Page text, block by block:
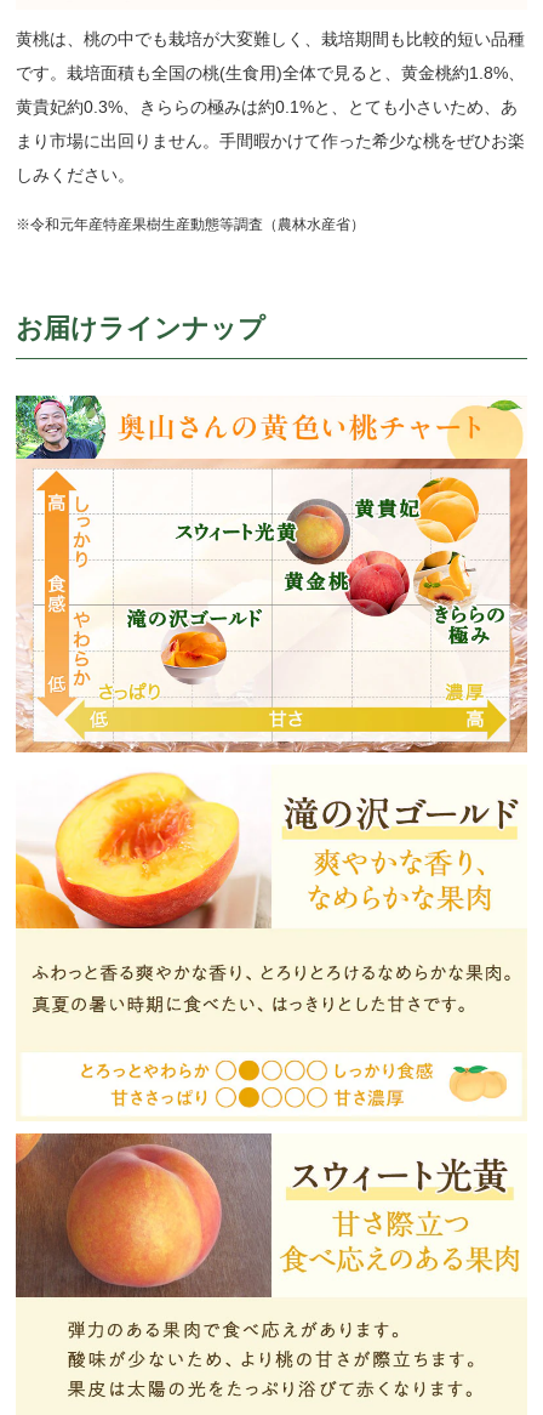
黄桃は、桃の中でも栽培が大変難しく、栽培期間も比較的短い品種
です。栽培面積も全国の桃(生食用)全体で見ると、黄金桃約1.8%、
黄貴妃約0.3%、きららの極みは約0.1%と、とても小さいため、あ
まり市場に出回りません。手間暇かけて作った希少な桃をぜひお楽
しみください。
※令和元年産特産果樹生産動態等調査（農林水産省）
お届けラインナップ